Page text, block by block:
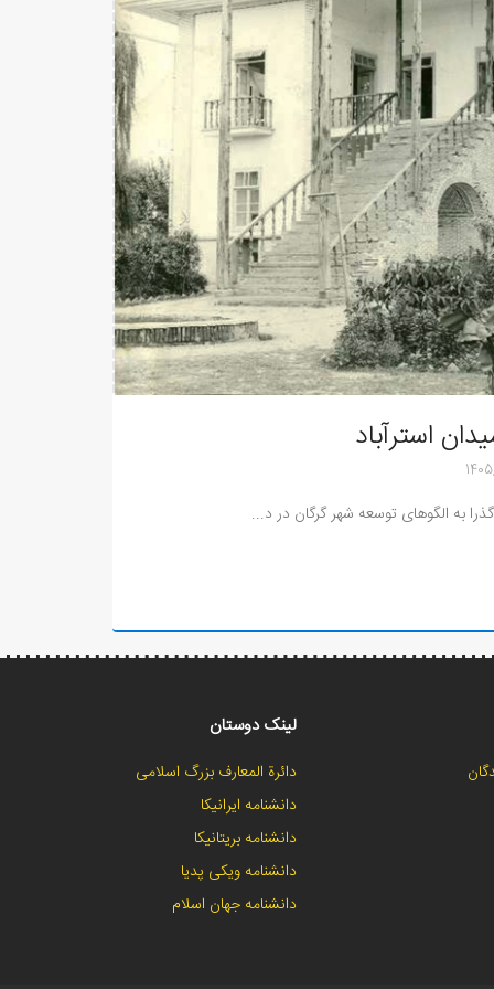
استرآباد
لینک دوستان
دائرة المعارف بزرگ اسلامی
دانشنامه ایرانیکا
دانشنامه بریتانیکا
دانشنامه ویکی پدیا
دانشنامه جهان اسلام